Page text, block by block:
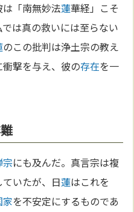
「南無妙法蓮華経」こそ
は真の救いには至らない
のこの批判は浄土宗の教え
撃を与え、彼の存在を一
宗にも及んだ。真言宗は複
いたが、日蓮はこれを
家を不安定にするものであ